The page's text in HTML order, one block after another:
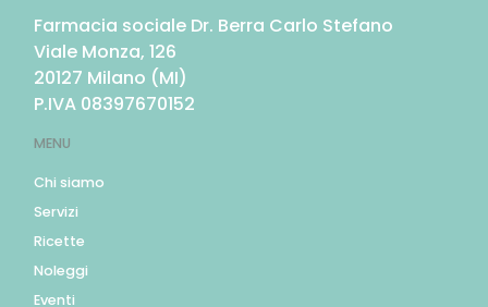
Farmacia sociale Dr. Berra Carlo Stefano
Viale Monza, 126
20127 Milano (MI)
P.IVA 08397670152
MENU
Chi siamo
Servizi
Ricette
Noleggi
Eventi